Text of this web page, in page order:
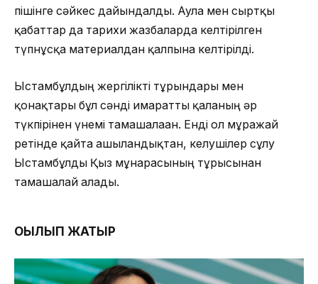
пішінге сәйкес дайындалды. Аула мен сыртқы
қабаттар да тарихи жазбаларда келтірілген
түпнұсқа материалдан қалпына келтірілді.
Ыстамбұлдың жергілікті тұрғындары мен
қонақтары бұл сәнді ғимаратты қаланың әр
түкпірінен үнемі тамашалаған. Енді ол мұражай
ретінде қайта ашылғандықтан, келушілер сұлу
Ыстамбұлды Қыз мұнарасының тұрғысынан
тамашалай алады.
ОҚЫЛЫП ЖАТЫР